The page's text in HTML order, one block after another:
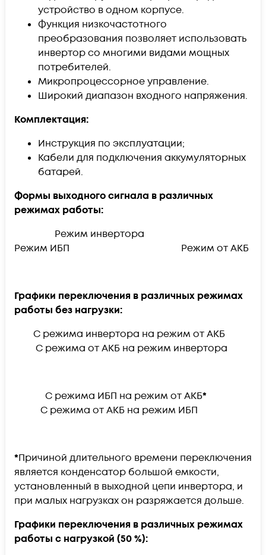
устройство в одном корпусе.
Функция низкочастотного
преобразования позволяет использовать
инвертор со многими видами мощных
потребителей.
Микропроцессорное управление.
Широкий диапазон входного напряжения.
Комплектация:
Инструкция по эксплуатации;
Кабели для подключения аккумуляторных
батарей.
Формы выходного сигнала в различных
режимах работы:
Режим инвертора
Режим ИБП Режим от АКБ
Графики переключения в различных режимах
работы без нагрузки:
С режима инвертора на режим от АКБ
С режима от АКБ на режим инвертора
С режима ИБП на режим от АКБ*
С режима от АКБ на режим ИБП
*Причиной длительного времени переключения
является конденсатор большой емкости,
установленный в выходной цепи инвертора, и
при малых нагрузках он разряжается дольше.
Графики переключения в различных режимах
работы с нагрузкой (50 %):